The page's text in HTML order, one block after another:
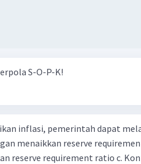
S-O-P-K!
inflasi, pemerintah dapat
menaikkan reserve
reserve requirement ratio c.